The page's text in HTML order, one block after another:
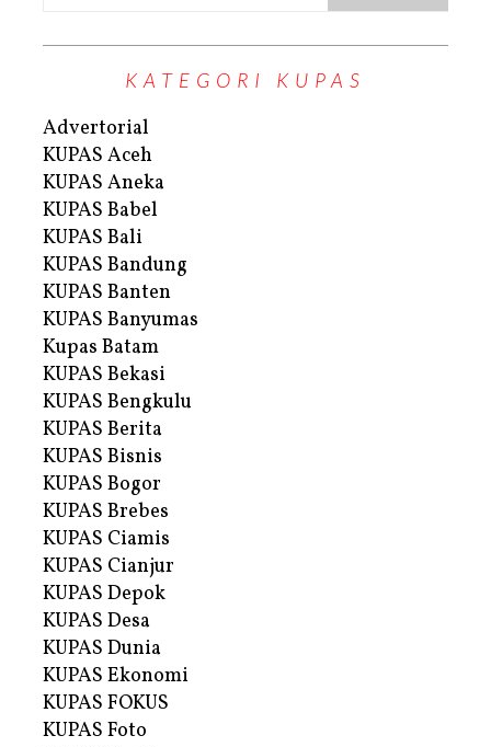
KATEGORI KUPAS
Advertorial
KUPAS Aceh
KUPAS Aneka
KUPAS Babel
KUPAS Bali
KUPAS Bandung
KUPAS Banten
KUPAS Banyumas
Kupas Batam
KUPAS Bekasi
KUPAS Bengkulu
KUPAS Berita
KUPAS Bisnis
KUPAS Bogor
KUPAS Brebes
KUPAS Ciamis
KUPAS Cianjur
KUPAS Depok
KUPAS Desa
KUPAS Dunia
KUPAS Ekonomi
KUPAS FOKUS
KUPAS Foto